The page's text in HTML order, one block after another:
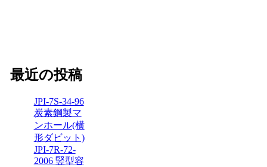
最近の投稿
JPI-7S-34-96
炭素鋼製マ
ンホール(横
形ダビット)
JPI-7R-72-
2006 竪型容